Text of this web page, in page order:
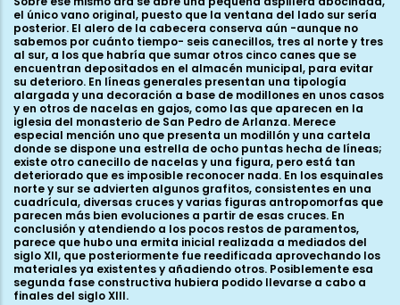
el único vano original, puesto que la ventana del lado sur sería
posterior. El alero de la cabecera conserva aún -aunque no
sabemos por cuánto tiempo- seis canecillos, tres al norte y tres
al sur, a los que habría que sumar otros cinco canes que se
encuentran depositados en el almacén municipal, para evitar
su deterioro. En líneas generales presentan una tipología
alargada y una decoración a base de modillones en unos casos
y en otros de nacelas en gajos, como las que aparecen en la
iglesia del monasterio de San Pedro de Arlanza. Merece
especial mención uno que presenta un modillón y una cartela
donde se dispone una estrella de ocho puntas hecha de líneas;
existe otro canecillo de nacelas y una figura, pero está tan
deteriorado que es imposible reconocer nada. En los esquinales
norte y sur se advierten algunos grafitos, consistentes en una
cuadrícula, diversas cruces y varias figuras antropomorfas que
parecen más bien evoluciones a partir de esas cruces. En
conclusión y atendiendo a los pocos restos de paramentos,
parece que hubo una ermita inicial realizada a mediados del
siglo XII, que posteriormente fue reedificada aprovechando los
materiales ya existentes y añadiendo otros. Posiblemente esa
segunda fase constructiva hubiera podido llevarse a cabo a
finales del siglo XIII.